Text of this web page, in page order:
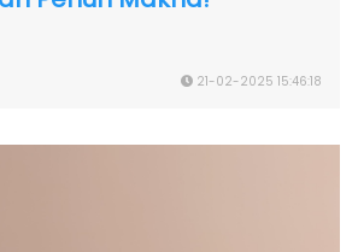
21-02-2025 15:46:18